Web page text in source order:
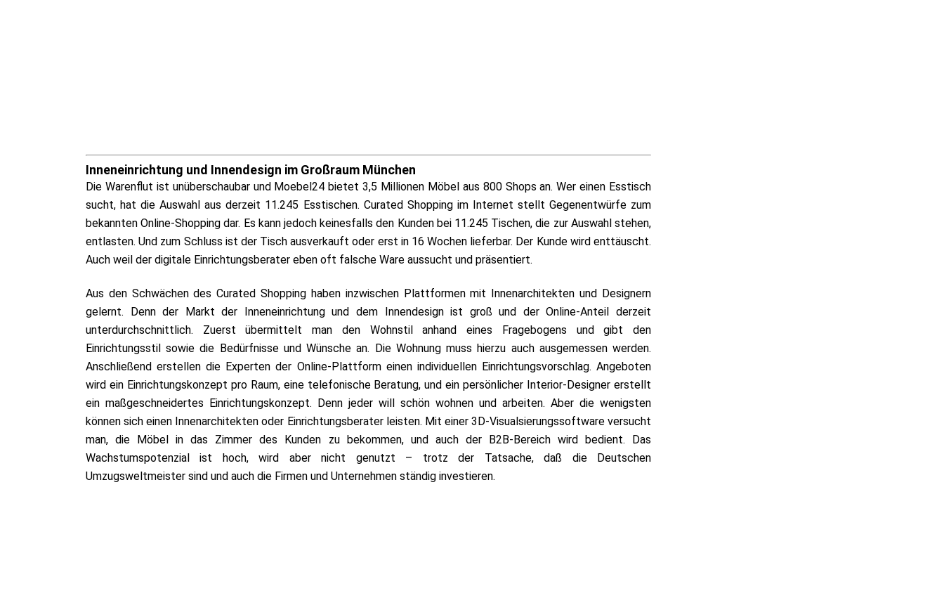
Inneneinrichtung und Innendesign im Großraum München
Die Warenflut ist unüberschaubar und Moebel24 bietet 3,5 Millionen Möbel aus 800 Shops an. Wer einen Esstisch
sucht, hat die Auswahl aus derzeit 11.245 Esstischen. Curated Shopping im Internet stellt Gegenentwürfe zum
bekannten Online-Shopping dar. Es kann jedoch keinesfalls den Kunden bei 11.245 Tischen, die zur Auswahl stehen,
entlasten. Und zum Schluss ist der Tisch ausverkauft oder erst in 16 Wochen lieferbar. Der Kunde wird enttäuscht.
Auch weil der digitale Einrichtungsberater eben oft falsche Ware aussucht und präsentiert.
Aus den Schwächen des Curated Shopping haben inzwischen Plattformen mit Innenarchitekten und Designern
gelernt. Denn der Markt der Inneneinrichtung und dem Innendesign ist groß und der Online-Anteil derzeit
unterdurchschnittlich. Zuerst übermittelt man den Wohnstil anhand eines Fragebogens und gibt den
Einrichtungsstil sowie die Bedürfnisse und Wünsche an. Die Wohnung muss hierzu auch ausgemessen werden.
Anschließend erstellen die Experten der Online-Plattform einen individuellen Einrichtungsvorschlag. Angeboten
wird ein Einrichtungskonzept pro Raum, eine telefonische Beratung, und ein persönlicher Interior-Designer erstellt
ein maßgeschneidertes Einrichtungskonzept. Denn jeder will schön wohnen und arbeiten. Aber die wenigsten
können sich einen Innenarchitekten oder Einrichtungsberater leisten. Mit einer 3D-Visualsierungssoftware versucht
man, die Möbel in das Zimmer des Kunden zu bekommen, und auch der B2B-Bereich wird bedient. Das
Wachstumspotenzial ist hoch, wird aber nicht genutzt – trotz der Tatsache, daß die Deutschen
Umzugsweltmeister sind und auch die Firmen und Unternehmen ständig investieren.